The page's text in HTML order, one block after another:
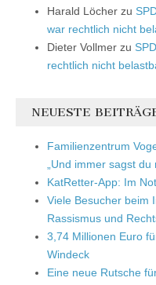
Harald Löcher zu
war rechtlich nicht
Dieter Vollmer zu
rechtlich nicht
NEUESTE
Familienzentrum
„Und immer sagst du
KatRetter-App: Im
Viele Besucher beim
Rassismus und
3,74 Millionen Euro
Windeck
Eine neue Rutsche